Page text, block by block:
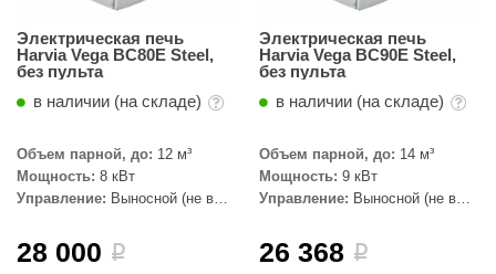
ecology
Электрическая печь
Harvia Vega BC80E Steel,
без пульта
в наличии (на складе)
Объем парной, до: 12 м³
Мощность: 8 кВт
Управление: Выносной (не в
28 000 i
Электрическая печь
Harvia Vega BC90E Steel,
без пульта
в наличии (на складе)
Объем парной, до: 14 м³
Мощность: 9 кВт
Управление: Выносной (не в
26 368 i